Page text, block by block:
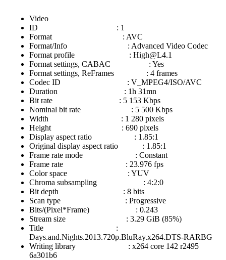
Video
ID : 1
Format : AVC
Format/Info : Advanced Video Codec
Format profile : High@L4.1
Format settings, CABAC : Yes
Format settings, ReFrames : 4 frames
Codec ID : V_MPEG4/ISO/AVC
Duration : 1h 31mn
Bit rate : 5 153 Kbps
Nominal bit rate : 5 500 Kbps
Width : 1 280 pixels
Height : 690 pixels
Display aspect ratio : 1.85:1
Original display aspect ratio : 1.85:1
Frame rate mode : Constant
Frame rate : 23.976 fps
Color space : YUV
Chroma subsampling : 4:2:0
Bit depth : 8 bits
Scan type : Progressive
Bits/(Pixel*Frame) : 0.243
Stream size : 3.29 GiB (85%)
Title :
Days.and.Nights.2013.720p.BluRay.x264.DTS-RARBG
Writing library : x264 core 142 r2495
6a301b6